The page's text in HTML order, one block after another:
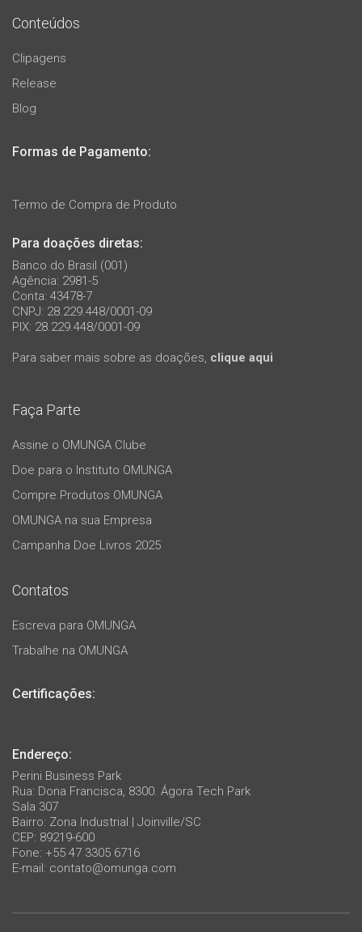
Conteúdos
Clipagens
Release
Blog
Formas de Pagamento:
Termo de Compra de Produto
Para doações diretas:
Banco do Brasil (001)
Agência: 2981-5
Conta: 43478-7
CNPJ: 28.229.448/0001-09
PIX: 28.229.448/0001-09
Para saber mais sobre as doações, clique aqui
Faça Parte
Assine o OMUNGA Clube
Doe para o Instituto OMUNGA
Compre Produtos OMUNGA
OMUNGA na sua Empresa
Campanha Doe Livros 2025
Contatos
Escreva para OMUNGA
Trabalhe na OMUNGA
Certificações:
Endereço:
Perini Business Park
Rua: Dona Francisca, 8300. Ágora Tech Park
Sala 307
Bairro: Zona Industrial | Joinville/SC
CEP: 89219-600
Fone: +55 47 3305 6716
E-mail: contato@omunga.com